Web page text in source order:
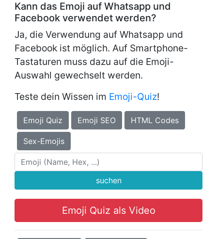
Kann das Emoji auf Whatsapp und
Facebook verwendet werden?
Ja, die Verwendung auf Whatsapp und
Facebook ist möglich. Auf Smartphone-
Tastaturen muss dazu auf die Emoji-
Auswahl gewechselt werden.
Teste dein Wissen im Emoji-Quiz!
Emoji Quiz Emoji SEO HTML Codes
Sex-Emojis
suchen
Emoji Quiz als Video